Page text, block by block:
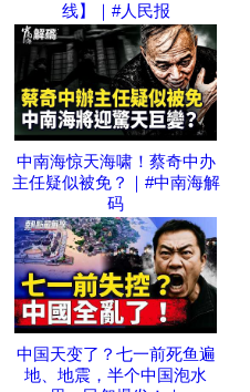
线】｜#人民报
中南海惊天海啸！蔡奇中办
主任疑似被免？｜#中南海解
码
中国天变了？七一前死鱼遍
地、地震，半个中国泡水